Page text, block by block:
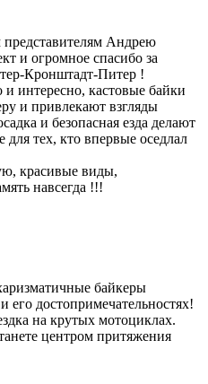
Андрею
и огромное спасибо за
Кронштадт-Питер !
интересно, кастовые байки
и привлекают взгляды
и безопасная езда делают
тех, кто впервые оседлал
красивые виды,
навсегда !!!
байкеры
его достопримечательностях!
на крутых мотоциклах.
центром притяжения